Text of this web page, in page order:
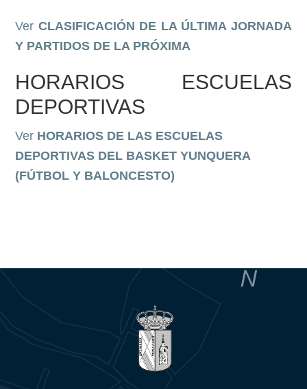
Ver CLASIFICACIÓN DE LA ÚLTIMA JORNADA
Y PARTIDOS DE LA PRÓXIMA
HORARIOS ESCUELAS
DEPORTIVAS
Ver HORARIOS DE LAS ESCUELAS
DEPORTIVAS DEL BASKET YUNQUERA
(FÚTBOL Y BALONCESTO)